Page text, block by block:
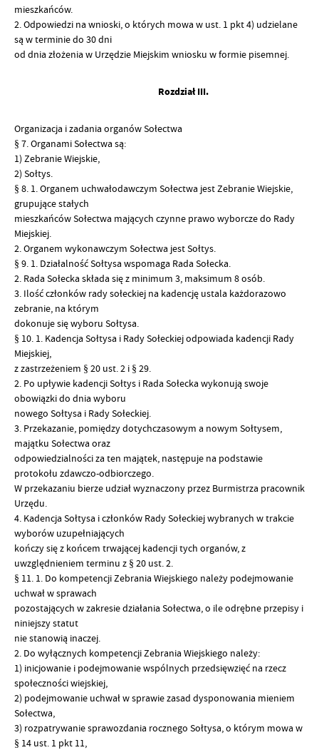
mieszkańców.
2. Odpowiedzi na wnioski, o których mowa w ust. 1 pkt 4) udzielane
są w terminie do 30 dni
od dnia złożenia w Urzędzie Miejskim wniosku w formie pisemnej.
Rozdział III.
Organizacja i zadania organów Sołectwa
§ 7. Organami Sołectwa są:
1) Zebranie Wiejskie,
2) Sołtys.
§ 8. 1. Organem uchwałodawczym Sołectwa jest Zebranie Wiejskie,
grupujące stałych
mieszkańców Sołectwa mających czynne prawo wyborcze do Rady
Miejskiej.
2. Organem wykonawczym Sołectwa jest Sołtys.
§ 9. 1. Działalność Sołtysa wspomaga Rada Sołecka.
2. Rada Sołecka składa się z minimum 3, maksimum 8 osób.
3. Ilość członków rady sołeckiej na kadencję ustala każdorazowo
zebranie, na którym
dokonuje się wyboru Sołtysa.
§ 10. 1. Kadencja Sołtysa i Rady Sołeckiej odpowiada kadencji Rady
Miejskiej,
z zastrzeżeniem § 20 ust. 2 i § 29.
2. Po upływie kadencji Sołtys i Rada Sołecka wykonują swoje
obowiązki do dnia wyboru
nowego Sołtysa i Rady Sołeckiej.
3. Przekazanie, pomiędzy dotychczasowym a nowym Sołtysem,
majątku Sołectwa oraz
odpowiedzialności za ten majątek, następuje na podstawie
protokołu zdawczo-odbiorczego.
W przekazaniu bierze udział wyznaczony przez Burmistrza pracownik
Urzędu.
4. Kadencja Sołtysa i członków Rady Sołeckiej wybranych w trakcie
wyborów uzupełniających
kończy się z końcem trwającej kadencji tych organów, z
uwzględnieniem terminu z § 20 ust. 2.
§ 11. 1. Do kompetencji Zebrania Wiejskiego należy podejmowanie
uchwał w sprawach
pozostających w zakresie działania Sołectwa, o ile odrębne przepisy i
niniejszy statut
nie stanowią inaczej.
2. Do wyłącznych kompetencji Zebrania Wiejskiego należy:
1) inicjowanie i podejmowanie wspólnych przedsięwzięć na rzecz
społeczności wiejskiej,
2) podejmowanie uchwał w sprawie zasad dysponowania mieniem
Sołectwa,
3) rozpatrywanie sprawozdania rocznego Sołtysa, o którym mowa w
§ 14 ust. 1 pkt 11,